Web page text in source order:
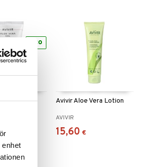
Vera Gel
eco
Avivir Aloe Vera Lotion
AVIVIR
15,60 €